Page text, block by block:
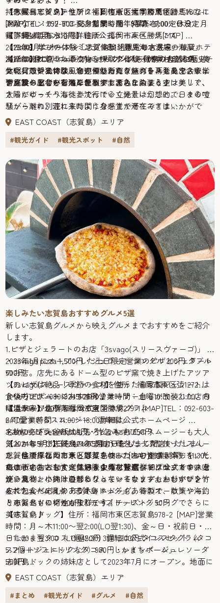
【休暇村志賀島】住所：福岡市東区大字勝馬1803‐1
[MAP]TEL：092-603-6631期間：通年時間：9:00〜日没定
員：5名費用；310円詳細は公式ホームページにて
【15:30】学びの体験「志賀島ビジターセンター」
2023年5月にリニューアルオープン。志賀島の自然や歴史、
文化について体験しながら、新たな魅力を再発見できる学
習施設へとバージョンアップしました。
【志賀島ビジターセンター】住所：福岡市東区勝馬1803-1
[MAP]TEL：092-603-6631営業時間：9:00〜17:00定休日：月
曜詳細はこちら
【17:00】ビーチコーミング体験「勝馬海水浴場の海岸」
海岸に流れ着いた漂流物を採取するビーチコーミング。美
しい貝殻や独特な風合いが魅力のシーグラスとの出会いに
ワクワクしながら海岸を散歩してみましょう♪
持ち帰ってインテリアにするのもおすすめです。こんなに
素敵なインテリアに変身しました！(写真右)
【下馬ヶ浜海水浴場】住所：福岡市東区勝馬[MAP]
【17:40】サンセットウォッチング体験「休暇村志賀島」
休暇村志賀島では、海辺でゆったり座れるリラックスチェ
アも貸し出しをしてくれます。茜色に染まる空は美しく、
太陽がゆっくり海へと沈んでいく光景は幻想的。日々の喧
騒から離れ、流れる時間に身をまかせてみてはいかがで
しょう。※季節によって日没時間は異なります
【休暇村志賀島】住所：福岡市東区大字勝馬1803‐1
[MAP]TEL：092-603-6631期間：通年時間：16:00〜日没定
【19:00】志賀島に泊まるなら！1日1組限定のNEWスポット
2023年9月にオープンした、1日1組限定の古民家一棟貸ホテ
ル「LAMROF(ラムロフ)」。カウンター付きの大きなキッチ
ンにプロジェクターを完備した寛ぎスペースもあり、家族
やグループでの宿泊に便利です。
古民家の風合いを残したハイセンスな内装とインテリア、
さらにビーチへも徒歩で行ける立地ということで、まるで
リゾートの別荘に来たような感覚で滞在できま
す。 【LAMROF(ラムロフ)】住所: 福岡市東区志賀島590-
2[MAP]TEL: 050-6874-4398詳細は予約ページ
あわせて楽しみたい志賀島おすすめイベント3選
おすすめです。
1.毎年10月開催「志賀島金印まつり」
毎年10月に開催しているお祭りで、謎解きをしながら島を
めぐるスタンプラリーや新鮮な海産物を購入できる特産
市、島を１周するマラソン、地引網体験などイベントも盛
りだくさん！当日はJR西戸崎駅から無料シャトルバスも運
行しています。
【志賀島金印まつり】詳細は公式X @fuk_higashiku
2.獲れたて鮮魚をゲット「志賀島の朝市」
博多湾で獲れた新鮮なエビ、カニ、ヒラメなどが並ぶ朝
市。購入には整理番号は必要となるのでお買い求めの際に
はご注意ください。
【志賀島の朝市】住所：福岡市東区大字志賀島 志賀島漁港
(市営渡船場横) [MAP]TEL：092-603-6509(福岡市漁業協同組
合志賀島支所 9:00～17:00 ※土・日・祝日を除く)営業：4
月から12月上旬の第1・第3日曜(6:00～先着順に整理券を配
布)詳細は公式ホームページ
3.午後からゆっくりお買い物できる「弘の夕市」
弘自慢の地魚が購入できる夕市。旬の時期には歯ごたえが
美味しい「弘わかめ(天然・養殖)」もお求めいただけま
す。開始30分ほどで売り切れる場合もあるのでお目当ての
商品がある方はお早めに。加工品などは、すぐそばの
「SHOP ヒロ」で販売しています。
【弘の夕市】住所：福岡市東区大字弘 弘漁港 荷捌き施
設 [MAP]TEL：092-603-6611(福岡市漁業協同組合 弘支所9:00
～17:00 ※土・日・祝日を除く)営業時間： 5月から12月の第
2・第4土曜 14:00頃～詳細は公式ホームページ
都心部から市営渡船で30分のリゾート地「志賀島」へGO♪
いかがだったでしょうか。「志賀島の体験を楽しむ1日観光
モデルコース」。
今回は、通年で体験できるものと季節毎の体験やあわせて
楽しめるグルメ＆イベントのおすすめを紹介しました。組
み合わせていくともっと素敵な旅になると思います。今度
の休日は、都心部から市営渡船で30分のリゾート地、志賀
島へぜひ♪
EAST COAST（志賀島）エリア
#観光ガイド #観光スポット #自然
楽しみたい志賀島おすすめグルメ5選
新しい志賀島グルメから映えグルメまでおすすめをご紹介
します。
1.ピザとジェラートのお店「3svago(スリースヴァーゴ)」
2023年1月にオープンした土日限定営業のピザとジェラート
のお店。店先にあるドーム型のピザ窯で焼き上げたアツア
ツのピザは絶品！季節の食材を使った自家製ジェラートは
食後のデザートにおすすめ♪オーナー自らが改装した店内
は温かみがあり落ちつく空間です。
・3svago pizza 1,500円・ジェラート シングル 300円 ダブル
500円
【3svago(スリースヴァーゴ)】住所：福岡市東区弘1272
[MAP]TEL：080-9245-2660営業時間：土曜10:30〜21:00、日
曜10:30〜17:00詳細は公式インスタグラム
2.可愛すぎるスムージー「浜幸家」
名物のさざえ釜飯はもちろん、いちごのスムージーも大人
気メニュー！志賀島のあまおう苺をたっぷり使ったスムー
ジーは濃厚なのにさっぱり！つぶつぶの食感も楽しく、そ
のままいちごを食べているような贅沢なドリンクです。上
から見るとハートの形になっているカップもかわいい♪
・いちごスムージー 500円
【浜幸家】住所：福岡市東区勝馬279-1 [MAP]TEL：092-603-
6410営業時間：11:00〜18:00詳細は公式ホームページ
3.おむすびランチが人気「しかむすび」
※2024年5月31日をもって閉店いたしました。
志賀島で採れたお米と野菜を使ったおむすびランチをいた
だけます。おむすびは好きな具材を選べて、セットの味噌
汁、漬物、小鉢は日替わりとなっています。おむすびを竹
皮で包んだテイクアウトメニューもあるので、散策や海釣
りのおともにいかがでしょう。
・omusubi set A 1,100円・竹包みset 650円
【しかむすび】※2024年5月31日をもって閉店いたしまし
た。住所：福岡市東区志賀島488-2 [MAP]営業時間：11:30〜
16:00（L.O 15:30）定休日：火曜・水曜詳細は公式インスタ
グラム
4.ボリューム満点「志賀島ドッグ」
島の新名物として人気沸騰中の志賀島ドッグは、カリッと
焼いたパンに肉汁溢れるジューシーなソーセージがサンド
された食べ応えのあるホットドッグ。特製オーロラソース
とキャベツの相性も抜群です！チーズトッピングでさらに
美味しい♪
・志賀島ドッグ 600円・チーズトッピング 50円
【志賀島ドッグ】住所：福岡市東区志賀島978-2 [MAP]営業
時間：月～木11:00〜翌2:00(LO翌1:30)、金～日・祝前日・祝
日11:00～翌3:00（LO翌2:30）詳細は公式インスタグラム
5.フォトジェニックなタコス「しかまちパーム」
志賀島ドックの姉妹店として2023年7月にオープン。地面に
カラフルな花が描かれたフォトジェニックな外観が目印で
す。タコスやタコライス、新鮮な魚を使ったポキボウルな
ど見た目から食欲をそそられるメニュー。深夜まで営業し
・しかまちタコス 1個450円 3個1,200円 タコスセット（タコ
ス2個+ソフトドリンク）980円・レインボージュレソーダ
500円
【しかまちパーム】住所: 福岡市東区志賀島1735-
4 [MAP]TEL：080-2691-1110営業時間：月〜金・日 11:00〜
2:00(LO1:30)、土・祝日前 11:00〜3:00（LO2:30）詳細は公式
EAST COAST（志賀島）エリア
#まとめ #観光ガイド #グルメ #自然